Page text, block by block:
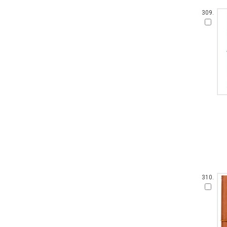
309.
310.